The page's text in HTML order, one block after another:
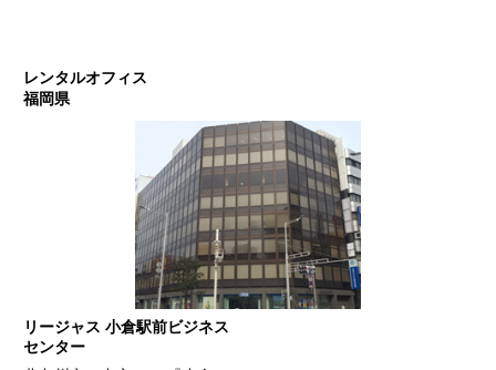
レンタルオフィス
福岡県
リージャス 小倉駅前ビジネス
センター